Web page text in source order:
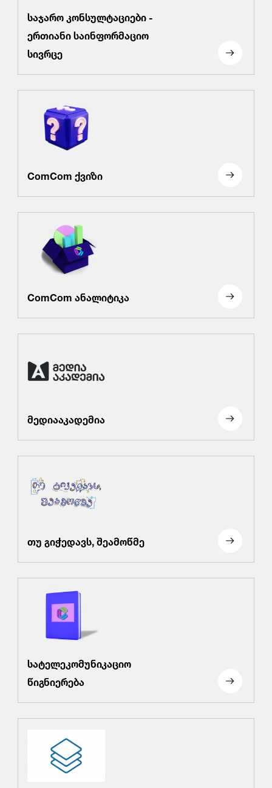
საჯარო კონსულტაციები -
ერთიანი საინფორმაციო
სივრცე
ComCom ქვიზი
ComCom ანალიტიკა
მედიააკადემია
თუ გიჭედავს, შეამოწმე
სატელეკომუნიკაციო
წიგნიერება